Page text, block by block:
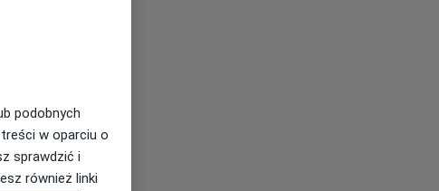
podobnych
w oparciu o
sprawdzić i
również linki